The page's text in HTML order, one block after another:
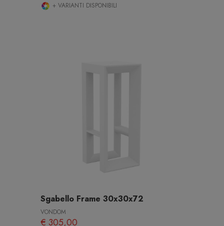
+ VARIANTI DISPONIBILI
Sgabello Frame 30x30x72
VONDOM
€ 305,00